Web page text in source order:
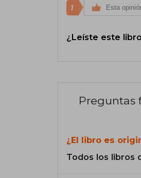
1 Esta
¿Leíste este
Preguntas
¿El libro es
Todos los libros